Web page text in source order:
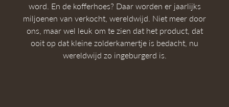
word. En de kofferhoes? Daar worden er jaarlijks
miljoenen van verkocht, wereldwijd. Niet meer door
ons, maar wel leuk om te zien dat het product, dat
ooit op dat kleine zolderkamertje is bedacht, nu
wereldwijd zo ingeburgerd is.